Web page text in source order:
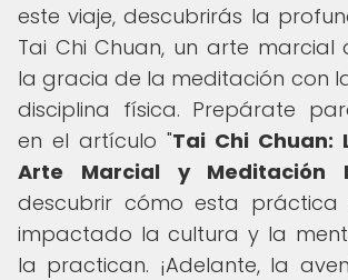
este viaje, descubrirás la
Tai Chi Chuan, un arte marcial
la gracia de la meditación con
disciplina física. Prepárate
en el artículo "Tai Chi Chuan:
Arte Marcial y Meditación
descubrir cómo esta práctica
impactado la cultura y la
la practican. ¡Adelante, la